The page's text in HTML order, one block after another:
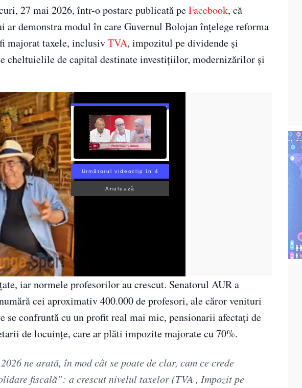
27 mai 2026, într-o postare publicată peFacebook, că
demonstra modul în care Guvernul Bolojan înțelege reforma
majorat taxele, inclusivTVA, impozitul pe dividende și
cheltuielile de capital destinate investițiilor, modernizărilor și
Următorul videoclip în 3
Anulează
iar normele profesorilor au crescut. Senatorul AUR a
cei aproximativ 400.000 de profesori, ale căror venituri
se confruntă cu un profit real mai mic, pensionarii afectați de
de locuințe, care ar plăti impozite majorate cu 70%.
ne arată, în mod cât se poate de clar, cam ce crede
fiscală”: a crescut nivelul taxelor (TVA , Impozit pe